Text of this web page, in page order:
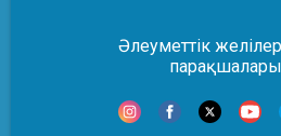
Әлеуметтік